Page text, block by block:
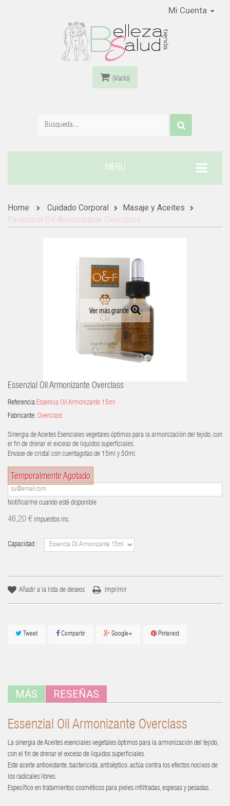
Mi Cuenta
(Vacío)
MENU
Home Cuidado Corporal
Masaje y Aceites
Essenzial Oil Armonizante Overclass
Ver más grande
Essenzial Oil Armonizante Overclass
Referencia Essencia Oil Armonizante 15ml
Fabricante: Overclass
Sinergia de Aceites Esenciales vegetales óptimos para la armonización del tejido, con
el fin de drenar el exceso de liquidos superficiales.
Envase de cristal con cuentagotas de 15ml y 50ml.
Temporalmente Agotado
Notificarme cuando esté disponible
46,20 € impuestos inc.
Capacidad :
Añadir a la lista de deseos Imprimir
Tweet Compartir Google+ Pinterest
MÁS RESEÑAS
Essenzial Oil Armonizante Overclass
La sinergia de Aceites esenciales vegetales òptimos para la armonización del tejido,
con el fin de drenar el exceso de liquidos superficiales.
Este aceite antioxidante, bactericida, antiséptico, actúa contra los efectos nocivos de
los radicales libres.
Específico en tratamientos cosméticos para pieles infiltradas, espesas y pesadas. .